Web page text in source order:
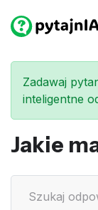
Zadawaj
inteligentne
Jakie